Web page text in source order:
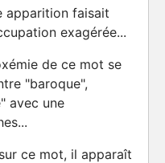
apparition faisait
exagérée...
de ce mot se
"baroque",
avec une
ce mot, il apparaît